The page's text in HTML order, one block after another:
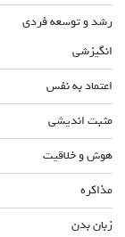
رشد و توسعه فردی
انگیزشی
اعتماد به نفس
مثبت اندیشی
هوش و خلاقیت
مذاکره
زبان بدن